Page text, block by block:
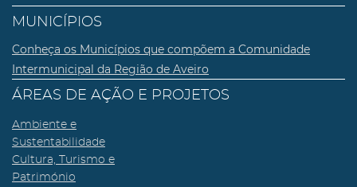
MUNICÍPIOS
Conheça os Municípios que compõem a Comunidade
Intermunicipal da Região de Aveiro
ÁREAS DE AÇÃO E PROJETOS
Ambiente e
Sustentabilidade
Cultura, Turismo e
Património